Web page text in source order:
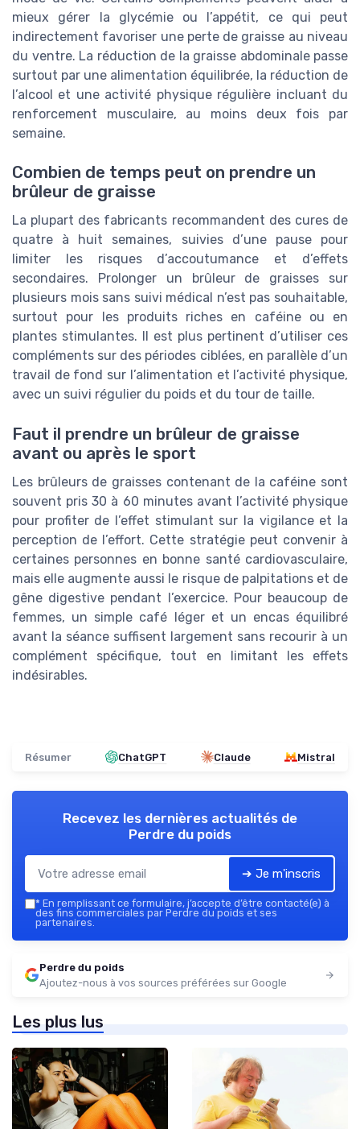
mieux gérer la glycémie ou l’appétit, ce qui peut
indirectement favoriser une perte de graisse au niveau
du ventre. La réduction de la graisse abdominale passe
surtout par une alimentation équilibrée, la réduction de
l’alcool et une activité physique régulière incluant du
renforcement musculaire, au moins deux fois par
semaine.
Combien de temps peut on prendre un
brûleur de graisse
La plupart des fabricants recommandent des cures de
quatre à huit semaines, suivies d’une pause pour
limiter les risques d’accoutumance et d’effets
secondaires. Prolonger un brûleur de graisses sur
plusieurs mois sans suivi médical n’est pas souhaitable,
surtout pour les produits riches en caféine ou en
plantes stimulantes. Il est plus pertinent d’utiliser ces
compléments sur des périodes ciblées, en parallèle d’un
travail de fond sur l’alimentation et l’activité physique,
avec un suivi régulier du poids et du tour de taille.
Faut il prendre un brûleur de graisse
avant ou après le sport
Les brûleurs de graisses contenant de la caféine sont
souvent pris 30 à 60 minutes avant l’activité physique
pour profiter de l’effet stimulant sur la vigilance et la
perception de l’effort. Cette stratégie peut convenir à
certaines personnes en bonne santé cardiovasculaire,
mais elle augmente aussi le risque de palpitations et de
gêne digestive pendant l’exercice. Pour beaucoup de
femmes, un simple café léger et un encas équilibré
avant la séance suffisent largement sans recourir à un
complément spécifique, tout en limitant les effets
indésirables.
Résumer ChatGPT Claude Mistral
Recevez les dernières actualités de
Perdre du poids
➔ Je m'inscris
* En remplissant ce formulaire, j’accepte d’être contacté(e) à
des fins commerciales par Perdre du poids et ses
partenaires.
Perdre du poids
Ajoutez-nous à vos sources préférées sur Google
Les plus lus